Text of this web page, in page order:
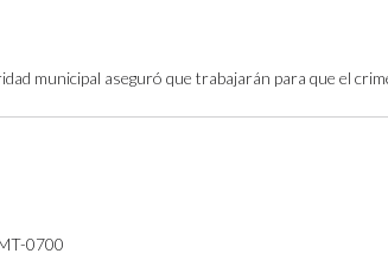
municipal aseguró que trabajarán para que el
0700